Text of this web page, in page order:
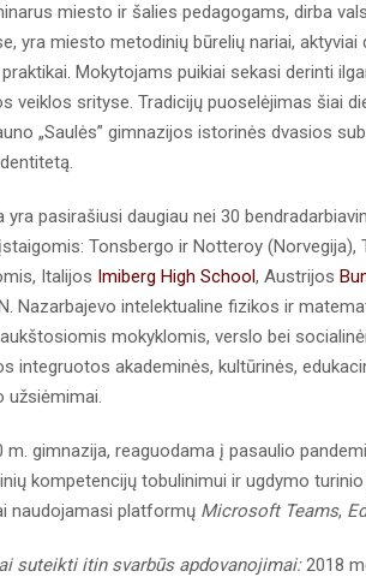
miesto ir šalies pedagogams, dirba
yra miesto metodinių būrelių nariai,
Mokytojams puikiai sekasi derinti
veiklos srityse. Tradicijų puoselėjimas šiai
„Saulės” gimnazijos istorinės dvasios
yra pasirašiusi daugiau nei 30
Tonsbergo ir Notteroy (Norvegija),
Italijos Imiberg High School , Austrijos
Nazarbajevo intelektualine fizikos ir
mokyklomis, verslo bei
integruotos akademinės, kultūrinės,
užsiėmimai.
m. gimnazija, reaguodama į pasaulio
kompetencijų tobulinimui ir ugdymo
naudojamasi platformų Microsoft Teams,
suteikti itin svarbūs apdovanojimai:2018